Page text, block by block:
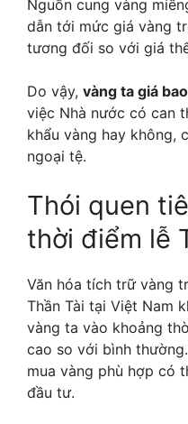
Nguồn cung vàng
dẫn tới mức giá vàng
tương đối so với giá
Do vậy, vàng ta giá
việc Nhà nước có can
khẩu vàng hay không,
ngoại tệ.
Thói quen
thời điểm lễ
Văn hóa tích trữ vàng
Thần Tài tại Việt Nam
vàng ta vào khoảng
cao so với bình
mua vàng phù hợp có
đầu tư.